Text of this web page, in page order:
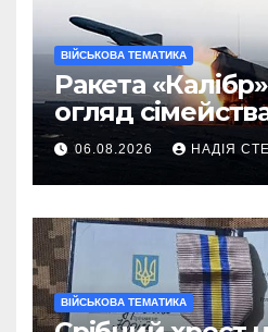
ВІЙСЬКОВА ТЕМАТИКА
Ракета
огляд
ракет
06.08.2026 НАДІЯ
ВІЙСЬКОВА ТЕМАТИКА